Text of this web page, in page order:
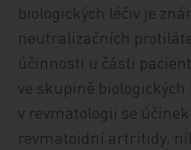
biologických léčiv je
neutralizačních
účinnosti u části
ve skupině biologických
v revmatologii se
revmatoidní artritidy,